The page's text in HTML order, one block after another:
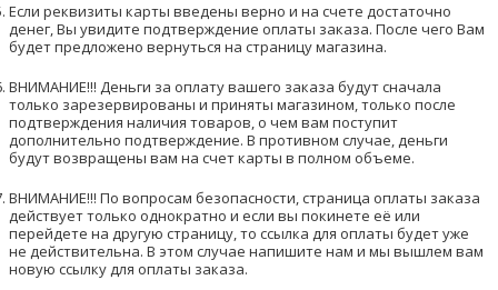
Если реквизиты карты введены верно и на счете достаточно
денег, Вы увидите подтверждение оплаты заказа. После чего Вам
будет предложено вернуться на страницу магазина.
ВНИМАНИЕ!!! Деньги за оплату вашего заказа будут сначала
только зарезервированы и приняты магазином, только после
подтверждения наличия товаров, о чем вам поступит
дополнительно подтверждение. В противном случае, деньги
будут возвращены вам на счет карты в полном объеме.
ВНИМАНИЕ!!! По вопросам безопасности, страница оплаты заказа
действует только однократно и если вы покинете её или
перейдете на другую страницу, то ссылка для оплаты будет уже
не действительна. В этом случае напишите нам и мы вышлем вам
новую ссылку для оплаты заказа.